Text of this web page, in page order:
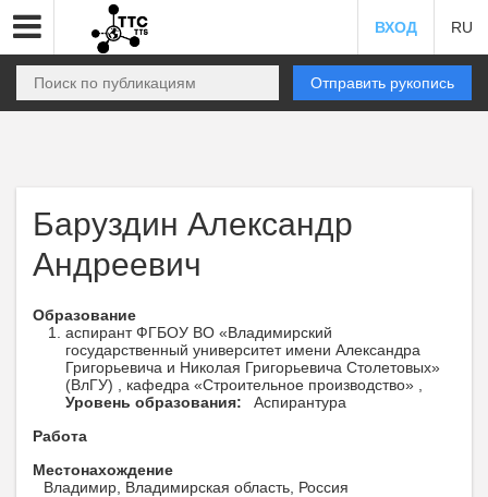
ВХОД RU
Отправить рукопись
Баруздин Александр
Андреевич
Образование
аспирант ФГБОУ ВО «Владимирский
государственный университет имени Александра
Григорьевича и Николая Григорьевича Столетовых»
(ВлГУ) , кафедра «Строительное производство» ,
Уровень образования:
Аспирантура
Работа
Местонахождение
Владимир, Владимирская область, Россия